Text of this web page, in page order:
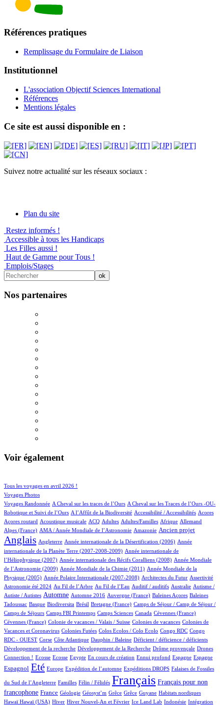
Références pratiques
Remplissage du Formulaire de Liaison
Institutionnel
L'association Objectif Sciences International
Références
Mentions légales
Ce site est aussi disponible en :
Suivez notre actualité sur les réseaux sociaux :
Plan du site
Restez informés !
Accessible à tous les Handicaps
Les Filles aussi !
Haut de Gamme pour Tous !
Emplois/Stages
Nos partenaires
Voir également
Tous les voyages en avril 2026 !
90/618
Voyages Photos
78/618
Voyages Randonnée
4/618 A Cheval sur les traces de l’Ours
4/618
A Cheval sur les Traces de l’Ours -OU-
Robotique et Suivi de l’Ours
3/618 A l’Affût de la Biodiversité
1/618 Accessibilité / Accessibilités
4/618 Acores
1/618
Açores routard
1/618 Acoustique musicale
40/618 ACQ
18/618 Adultes
13/618 Adultes/Familles
3/618 Afrique
32/618 Allemand
19/618
Alpes (France)
12/618 AMA / Année Mondiale de l’Astronomie
4/618 Amazonie
206/618 Ancien projet
466/618
Anglais
64/618 Angleterre
6/618 Année internationale de la Désertification (2006)
14/618
Année
internationale de la Planète Terre (2007-2008-2009)
4/618
Année internationale de
l’Héliophysique (2007)
1/618 Année internationale des Récifs Coralliens (2008)
11/618
Année Mondiale
de l’Astronomie (2009)
2/618 Année Mondiale de la Chimie (2011)
15/618
Année Mondiale de la
Physique (2005)
5/618 Année Polaire Internationale (2007-2008)
2/618 Architectes du Futur
1/618 Assertivité
14/618
Astronomie été 2024
14/618 Au Fil de l’Arbre
7/618 Au Fil de l’Eau
1/618 Auditif / auditifs
1/618 Australie
1/618
Autisme /
Autiste / Autistes
274/618 Automne
3/618 Automne 2016
5/618 Auvergne (France)
1/618 Baleines Açores
2/618
Baleines
Tadoussac
1/618 Basque
63/618 Biodiversita
1/618 Brésil
11/618 Bretagne (France)
44/618
Camps de Séjour / Camp de Séjour /
Camps de Séjours
2/618 Camps FBI Printemps
6/618 Camps Sciences
6/618 Canada
2/618 Cévennes (France)
1/618
Cévennes (France)
1/618 Colonie de vacances / Valais / Suisse
2/618 Colonies de vacances
3/618
Colonies de
Vacances et Coronavirus
1/618 Colonies Futées
1/618 Colos Ecolos / Colo Ecolo
1/618 Congo RDC
3/618
Congo
RDC - OUEST
1/618 Corse
11/618 Côte Atlantique
1/618 Dauphin / Baleine
1/618 Déficient / déficience / déficients
1/618
Développement de la recherche
1/618 Développement de la Recherche
1/618 Drôme provençale
19/618
Drones
Connection !
1/618 Ecosse
1/618 Ecosse
1/618 Egypte
12/618 En cours de création
1/618 Ennui profond
22/618 Espagne
13/618 Espagne
141/618
Espagnol
458/618 Eté
10/618 Europe
71/618 Expédition de l’automne
117/618 Expéditions DROPS
2/618 Falaises de Fossiles
du Sud de l’Angleterre Familles Félin / Félidés Français Français pour non
francophone
199/618 France
32/618 Géologie
1/618 Géosyst’m
1/618 Grêce
1/618 Grêce
1/618 Guyane
2/618 Habitats nordiques
2/618
Hawaï
2/618Hawaï (USA)
101/618 Hiver
19/618 Hiver Nouvel-An et Février
8/618 Ice Land Lab
1/618 Indonésie
1/618
Intégration